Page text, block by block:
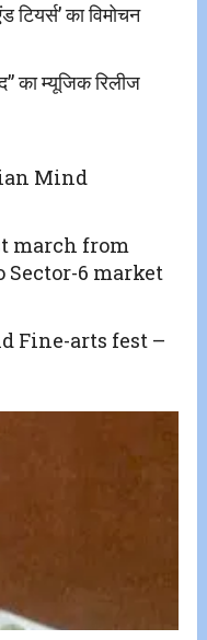
टियर्स’ का विमोचन
का म्यूजिक रिलीज
Mind
march from
Sector-6 market
Fine-arts fest –